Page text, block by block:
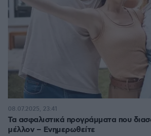
Τα ασφαλιστικά προγράμματα που
μέλλον – Ενημερωθείτε
08.07.2025, 23:41